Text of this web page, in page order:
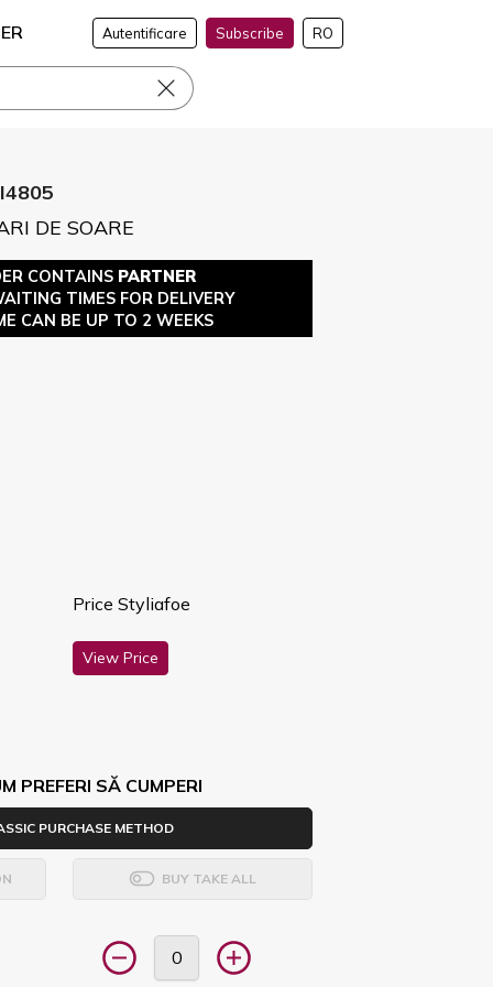
Autentificare Subscribe RO
DE SOARE
CONTAINS PARTNER
TIMES FOR DELIVERY
CAN BE UP TO 2 WEEKS
Price Styliafoe
View Price
PREFERI SĂ CUMPERI
PURCHASE METHOD
BUY TAKE ALL